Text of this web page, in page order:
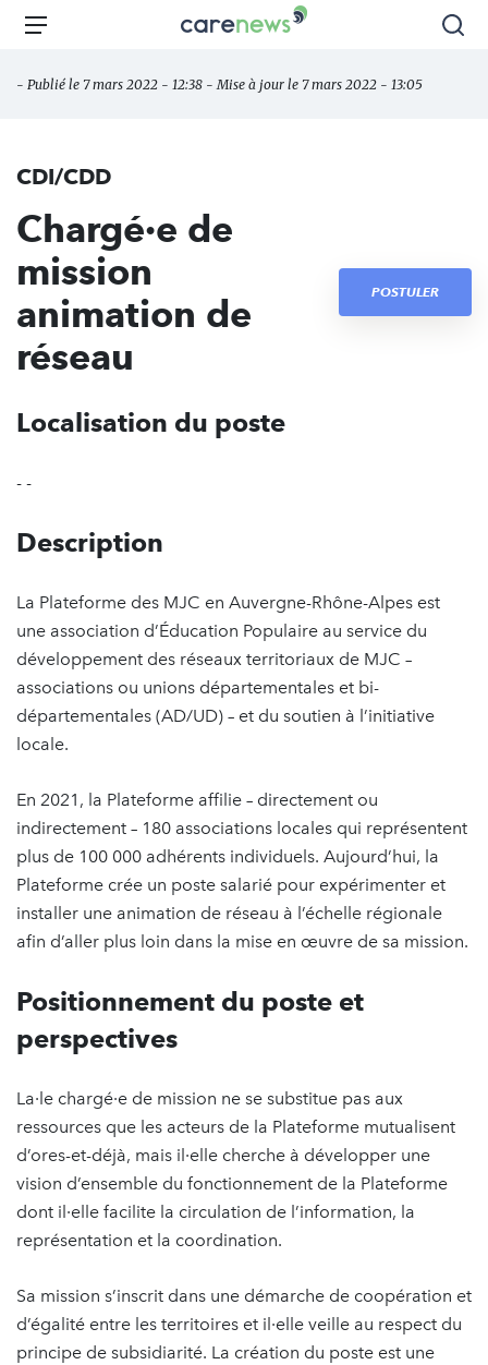
Aller
principal
Carenews,
des
Menu
- Publié le 7 mars 2022 - 12:38 - Mise à jour le 7 mars 2022 - 13:05
CDI/CDD
Chargé·e de
mission
animation de
réseau
POSTULER
Localisation du poste
- -
Description
La Plateforme des MJC en Auvergne-Rhône-Alpes est
une association d’Éducation Populaire au service du
développement des réseaux territoriaux de MJC –
associations ou unions départementales et bi-
départementales (AD/UD) – et du soutien à l’initiative
locale.
En 2021, la Plateforme affilie – directement ou
indirectement – 180 associations locales qui représentent
plus de 100 000 adhérents individuels. Aujourd’hui, la
Plateforme crée un poste salarié pour expérimenter et
installer une animation de réseau à l’échelle régionale
afin d’aller plus loin dans la mise en œuvre de sa mission.
Positionnement du poste et
perspectives
La·le chargé·e de mission ne se substitue pas aux
ressources que les acteurs de la Plateforme mutualisent
d’ores-et-déjà, mais il·elle cherche à développer une
vision d’ensemble du fonctionnement de la Plateforme
dont il·elle facilite la circulation de l’information, la
représentation et la coordination.
Sa mission s’inscrit dans une démarche de coopération et
d’égalité entre les territoires et il·elle veille au respect du
principe de subsidiarité. La création du poste est une